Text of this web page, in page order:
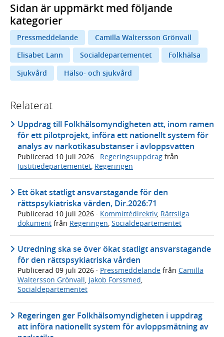
Sidan är uppmärkt med följande
kategorier
Pressmeddelande
Camilla Waltersson Grönvall
Elisabet Lann
Socialdepartementet
Folkhälsa
Sjukvård
Hälso- och sjukvård
Relaterat
Uppdrag till Folkhälsomyndigheten att, inom ramen
för ett pilotprojekt, införa ett nationellt system för
analys av narkotikasubstanser i avloppsvatten
Publicerad 10 juli 2026 · Regeringsuppdrag från
Justitiedepartementet, Regeringen
Ett ökat statligt ansvarstagande för den
rättspsykiatriska vården, Dir.2026:71
Publicerad 10 juli 2026 · Kommittédirektiv, Rättsliga
dokument från Regeringen Socialdepartementet
Utredning ska se över ökat statligt ansvarstagande
för den rättspsykiatriska vården
Publicerad 09 juli 2026 · Pressmeddelande från Camilla
Waltersson Grönvall, Jakob Forssmed,
Socialdepartementet
Regeringen ger Folkhälsomyndigheten i uppdrag
att införa nationellt system för avloppsmätning av